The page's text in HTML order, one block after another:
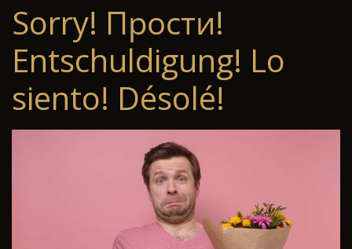
Sorry! Прости!
Entschuldigung! Lo
siento! Désolé!